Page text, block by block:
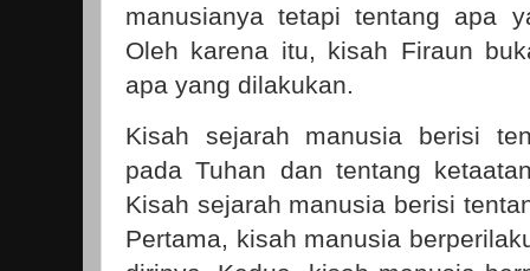
manusianya tetapi tentang apa
Oleh karena itu, kisah Firaun
apa yang dilakukan.
Kisah sejarah manusia berisi
pada Tuhan dan tentang
Kisah sejarah manusia berisi
Pertama, kisah manusia